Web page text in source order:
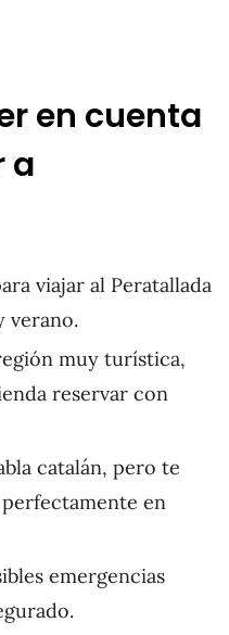
en cuenta
a
viajar al Peratallada
verano.
muy turística,
reservar con
catalán, pero te
en
emergencias